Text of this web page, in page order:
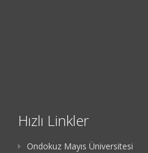
Hızlı Linkler
Ondokuz Mayıs Üniversitesi